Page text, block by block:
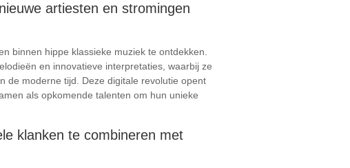
artiesten en stromingen
binnen hippe klassieke muziek te ontdekken.
en innovatieve interpretaties, waarbij ze
de moderne tijd. Deze digitale revolutie opent
als opkomende talenten om hun unieke
klanken te combineren met